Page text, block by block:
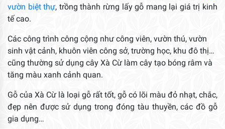
vườn biệt thự, trồng thành rừng lấy gỗ mang lại giá trị kinh
tế cao.
Các công trình công cộng như công viên, vườn thú, vườn
sinh vật cảnh, khuôn viên công sở, trường học, khu đô thị…
cũng thường sử dụng cây Xà Cừ làm cây tạo bóng râm và
tăng màu xanh cảnh quan.
Gỗ của Xà Cừ là loại gỗ rất tốt, gỗ có lõi màu đỏ nhạt, chắc,
đẹp nên được sử dụng trong đóng tàu thuyền, các đồ gỗ
gia dụng…